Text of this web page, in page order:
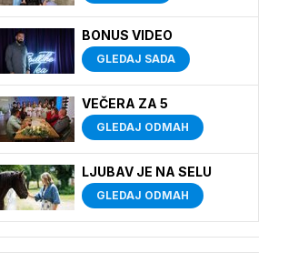
BONUS VIDEO
GLEDAJ SADA
VEČERA ZA 5
GLEDAJ ODMAH
LJUBAV JE NA SELU
GLEDAJ ODMAH